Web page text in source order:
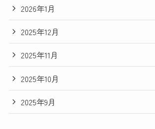
2026年1月
2025年12月
2025年11月
2025年10月
2025年9月